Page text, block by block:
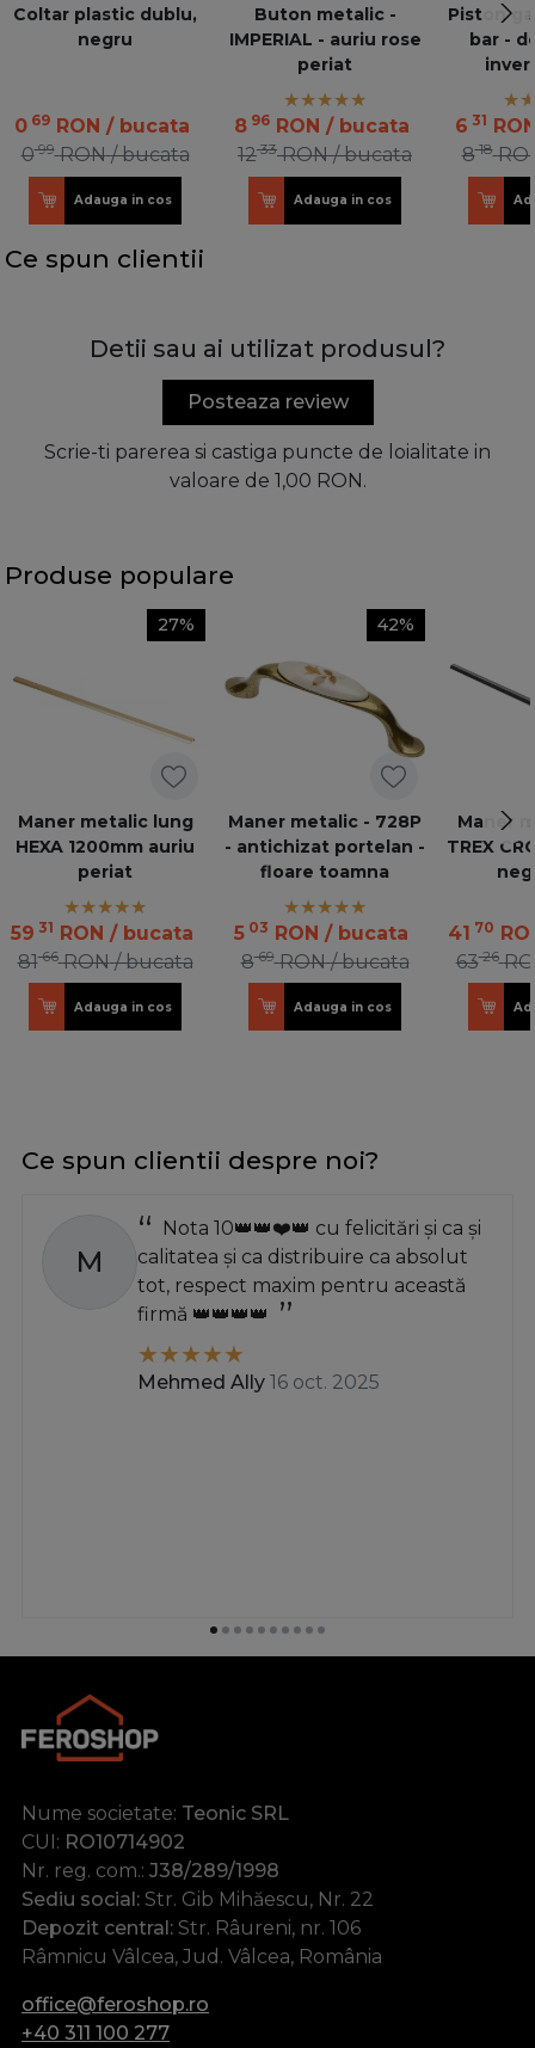
Coltar plastic dublu,
negru
069 RON / bucata
099 RON / bucata
Adauga in cos
Buton metalic -
IMPERIAL - auriu rose
periat
8 96 RON / bucata
1233 RON / bucata
Adauga in cos
Piston
bar -
6 31
818
Ce spun clientii
Detii sau ai utilizat produsul?
Posteaza review
Scrie-ti parerea si castiga puncte de loialitate in
valoare de 1,00 RON.
Produse populare
27%
Maner metalic lung
HEXA 1200mm auriu
periat
59 31 RON / bucata
8166 RON / bucata
Adauga in cos
42%
Maner metalic - 728P
- antichizat portelan -
floare toamna
5 03 RON / bucata
869 RON / bucata
Adauga in cos
Maner
TREX
41 70
6326
Ce spun clientii despre noi?
M
Nota 10👑👑❤️👑 cu felicitări și ca și
calitatea și ca distribuire ca absolut
tot, respect maxim pentru această
firmă 👑👑👑👑
Mehmed Ally 16 oct. 2025
Nume societate: Teonic SRL
CUI: RO10714902
Nr. reg. com.: J38/289/1998
Sediu social: Str. Gib Mihăescu, Nr. 22
Depozit central: Str. Râureni, nr. 106
Râmnicu Vâlcea, Jud. Vâlcea, România
office@feroshop.ro
+40 311 100 277